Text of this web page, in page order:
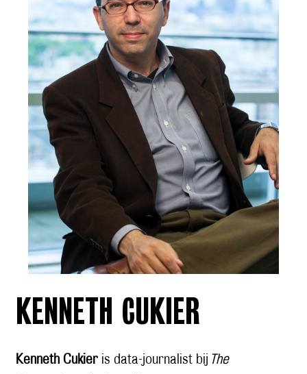
KENNETH CUKIER
Kenneth Cukier is data-journalist bij The